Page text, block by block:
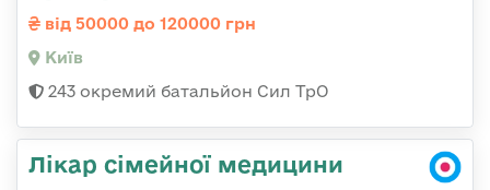
від 50000 до 120000 грн
Київ
243 окремий батальйон Сил ТрО
Лікар сімейної медицини